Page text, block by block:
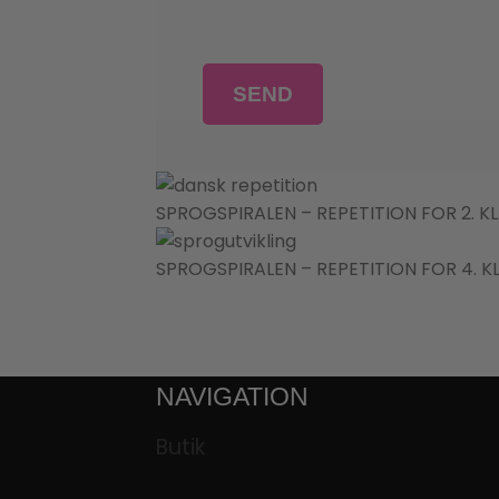
SPROGSPIRALEN – REPETITION FOR 2.
SPROGSPIRALEN – REPETITION FOR 4.
NAVIGATION